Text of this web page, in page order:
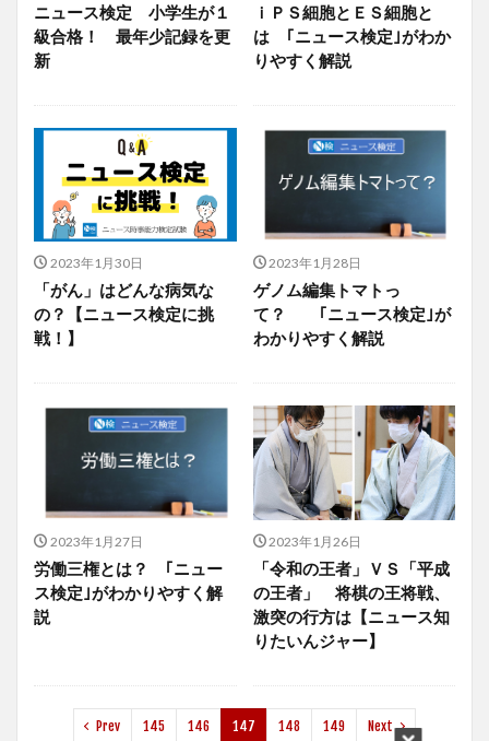
ニュース検定 小学生が１
級合格！ 最年少記録を更
新
ｉＰＳ細胞とＥＳ細胞と
は ｢ニュース検定｣がわか
りやすく解説
2023年1月30日
「がん」はどんな病気な
の？【ニュース検定に挑
戦！】
2023年1月28日
ゲノム編集トマトっ
て？ ｢ニュース検定｣が
わかりやすく解説
2023年1月27日
労働三権とは？ ｢ニュー
ス検定｣がわかりやすく解
説
2023年1月26日
「令和の王者」ＶＳ「平成
の王者」 将棋の王将戦、
激突の行方は【ニュース知
りたいんジャー】
Prev 145 146 147 148 149 Next